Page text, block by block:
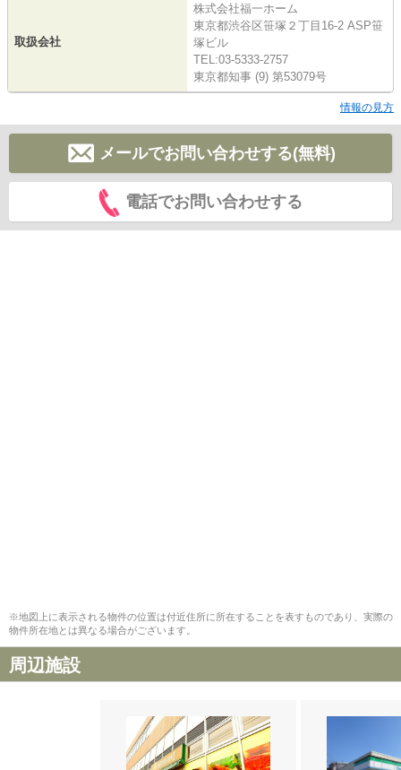
取扱会社
株式会社福一ホーム
東京都渋谷区笹塚２丁目16-2 ASP笹
塚ビル
TEL:03-5333-2757
東京都知事 (9) 第53079号
情報の見方
メールでお問い合わせする(無料)
電話でお問い合わせする
※地図上に表示される物件の位置は付近住所に所在することを表すものであり、実際の
物件所在地とは異なる場合がございます。
周辺施設